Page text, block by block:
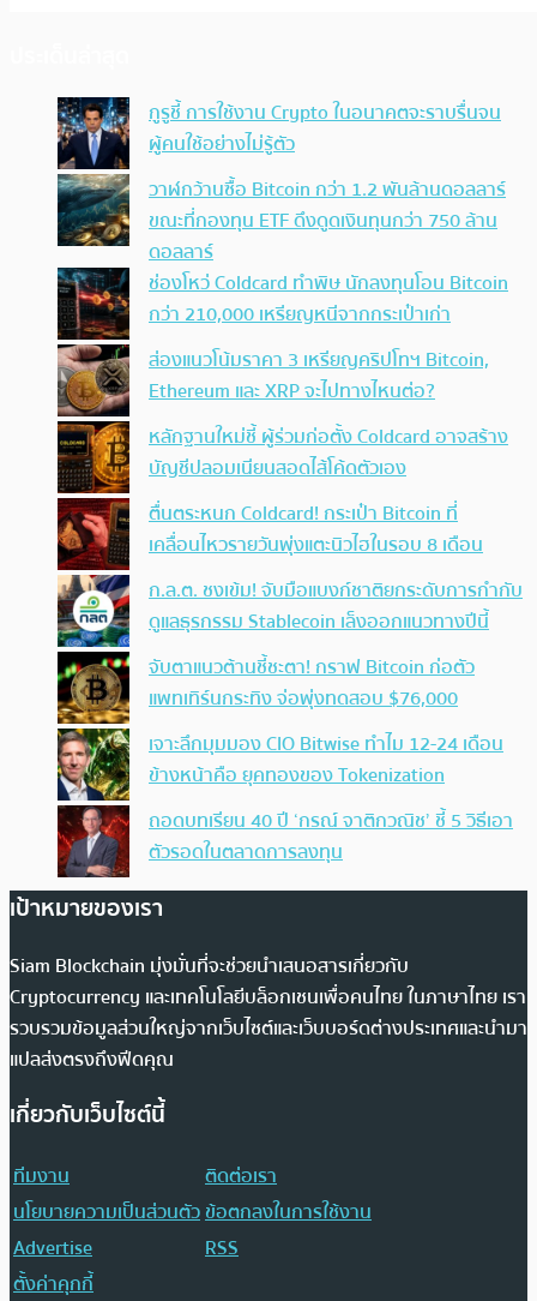
กูรูชี้ การใช้งาน Crypto ในอนาคตจะราบรื่นจน
ผู้คนใช้อย่างไม่รู้ตัว
วาฬกว้านซื้อ Bitcoin กว่า 1.2 พันล้านดอลลาร์
ขณะที่กองทุน ETF ดึงดูดเงินทุนกว่า 750 ล้าน
ดอลลาร์
ช่องโหว่ Coldcard ทำพิษ นักลงทุนโอน Bitcoin
กว่า 210,000 เหรียญหนีจากกระเป๋าเก่า
ส่องแนวโน้มราคา 3 เหรียญคริปโทฯ Bitcoin,
Ethereum และ XRP จะไปทางไหนต่อ?
หลักฐานใหม่ชี้ ผู้ร่วมก่อตั้ง Coldcard อาจสร้าง
บัญชีปลอมเนียนสอดไส้โค้ดตัวเอง
ตื่นตระหนก Coldcard! กระเป๋า Bitcoin ที่
เคลื่อนไหวรายวันพุ่งแตะนิวไฮในรอบ 8 เดือน
ก.ล.ต. ชงเข้ม! จับมือแบงก์ชาติยกระดับการกำกับ
ดูแลธุรกรรม Stablecoin เล็งออกแนวทางปีนี้
จับตาแนวต้านชี้ชะตา! กราฟ Bitcoin ก่อตัว
แพทเทิร์นกระทิง จ่อพุ่งทดสอบ $76,000
เจาะลึกมุมมอง CIO Bitwise ทำไม 12-24 เดือน
ข้างหน้าคือ ยุคทองของ Tokenization
ถอดบทเรียน 40 ปี ‘กรณ์ จาติกวณิช’ ชี้ 5 วิธีเอา
ตัวรอดในตลาดการลงทุน
เป้าหมายของเรา
Siam Blockchain มุ่งมั่นที่จะช่วยนำเสนอสารเกี่ยวกับ
Cryptocurrency และเทคโนโลยีบล็อกเชนเพื่อคนไทย ในภาษาไทย เรา
รวบรวมข้อมูลส่วนใหญ่จากเว็บไซต์และเว็บบอร์ดต่างประเทศและนำมา
แปลส่งตรงถึงฟีดคุณ
เกี่ยวกับเว็บไซต์นี้
ทีมงาน
ติดต่อเรา
นโยบายความเป็นส่วนตัวข้อตกลงในการใช้งาน
Advertise
RSS
ตั้งค่าคุกกี้